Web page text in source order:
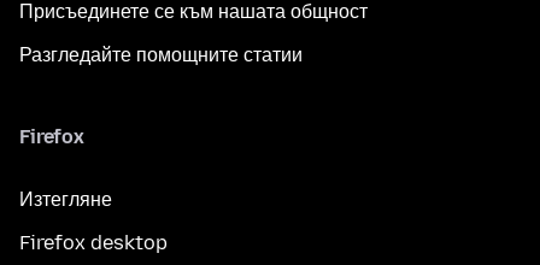
Присъединете се към нашата общност
Разгледайте помощните статии
Firefox
Изтегляне
Firefox desktop